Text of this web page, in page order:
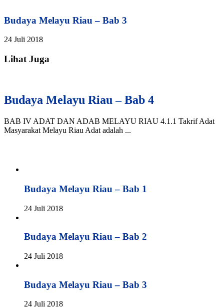
Budaya Melayu Riau – Bab 3
24 Juli 2018
Lihat Juga
Budaya Melayu Riau – Bab 4
BAB IV ADAT DAN ADAB MELAYU RIAU 4.1.1 Takrif Adat
Masyarakat Melayu Riau Adat adalah ...
Budaya Melayu Riau – Bab 1
24 Juli 2018
Budaya Melayu Riau – Bab 2
24 Juli 2018
Budaya Melayu Riau – Bab 3
24 Juli 2018